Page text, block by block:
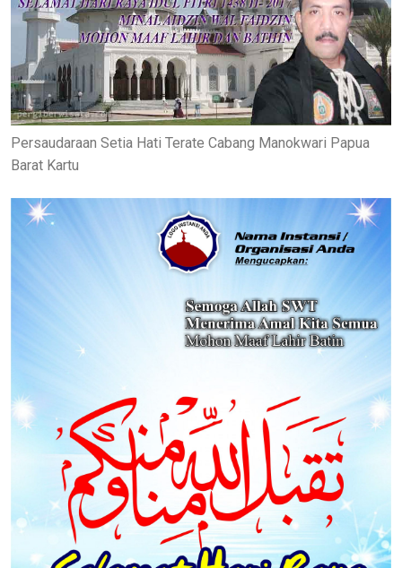
Persaudaraan Setia Hati Terate Cabang Manokwari Papua
Barat Kartu